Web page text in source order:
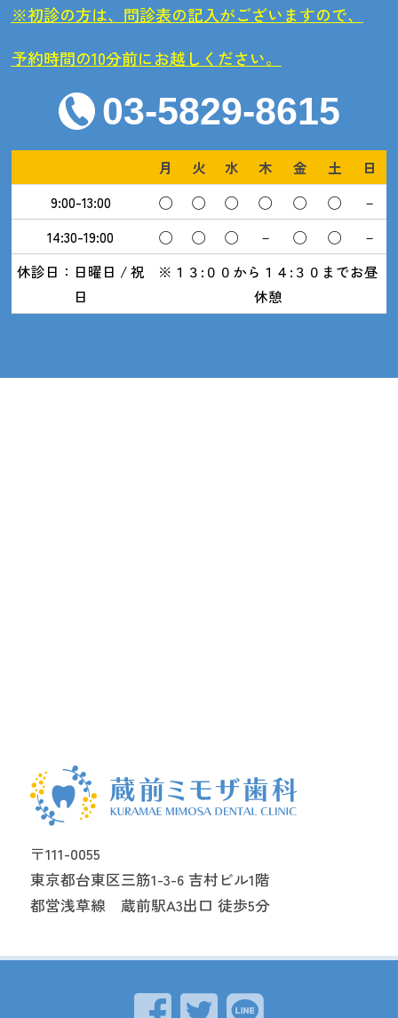
※初診の方は、問診表の記入がございますので、
予約時間の10分前にお越しください。
03-5829-8615
月 火 水 木 金 土
日
9:00-13:00
◯ ◯ ◯ ◯ ◯ ◯
－
14:30-19:00
◯ ◯ ◯ － ◯ ◯
－
休診日：日曜日 / 祝
日
※１３:００から１４:３０までお昼
休憩
〒111-0055
東京都台東区三筋1-3-6 吉村ビル1階
都営浅草線 蔵前駅A3出口 徒歩5分